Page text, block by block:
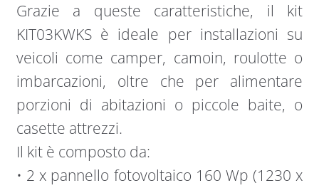
Grazie a queste caratteristiche, il kit
KIT03KWKS è ideale per installazioni su
veicoli come camper, camoin, roulotte o
imbarcazioni, oltre che per alimentare
porzioni di abitazioni o piccole baite, o
casette attrezzi.
Il kit è composto da:
• 2 x pannello fotovoltaico 160 Wp (1230 x